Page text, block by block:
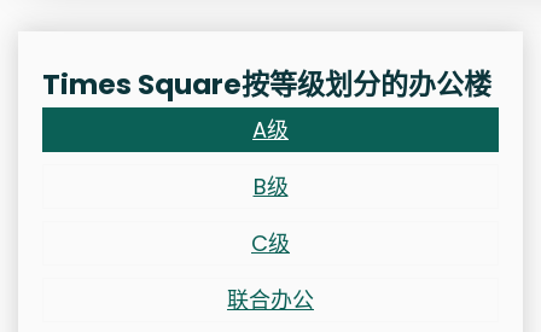
Times Square按等级划分的办公楼
A级
B级
C级
联合办公